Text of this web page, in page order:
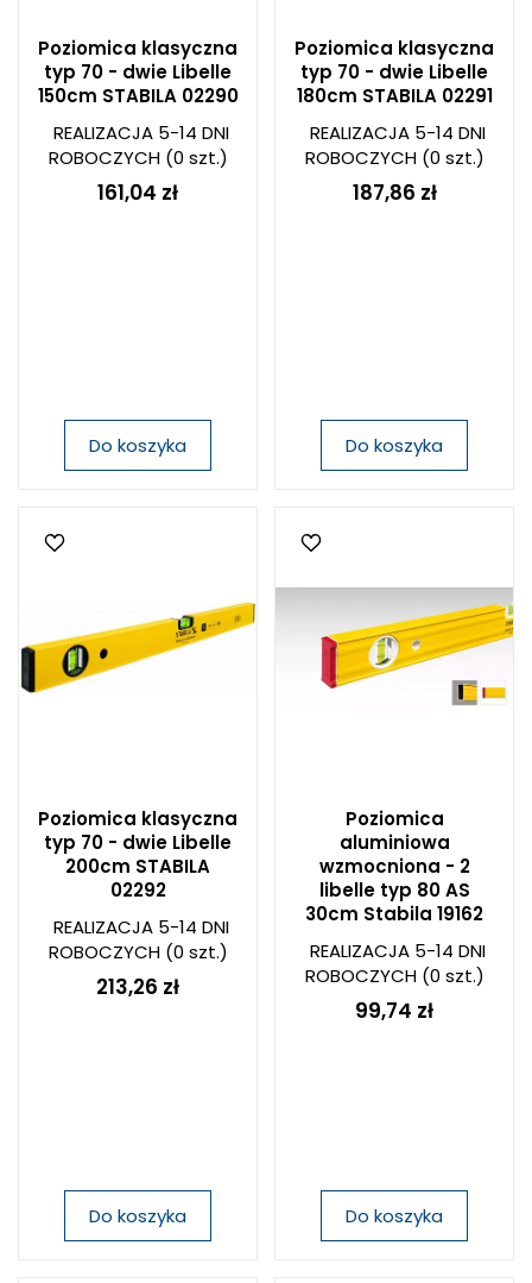
Poziomica klasyczna
typ 70 - dwie Libelle
150cm STABILA 02290
REALIZACJA 5-14 DNI
ROBOCZYCH(0 szt.)
161,04 zł
Do koszyka
Poziomica klasyczna
typ 70 - dwie Libelle
180cm STABILA 02291
REALIZACJA 5-14 DNI
ROBOCZYCH(0 szt.)
187,86 zł
Do koszyka
Poziomica klasyczna
typ 70 - dwie Libelle
200cm STABILA
02292
REALIZACJA 5-14 DNI
ROBOCZYCH(0 szt.)
213,26 zł
Do koszyka
Poziomica
aluminiowa
wzmocniona - 2
libelle typ 80 AS
30cm Stabila 19162
REALIZACJA 5-14 DNI
ROBOCZYCH(0 szt.)
99,74 zł
Do koszyka